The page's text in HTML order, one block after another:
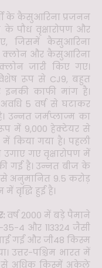
के कैसुआरिना प्रजनन
के पौध वृक्षारोपण और
जिसमें कैसुआरिना
क्लोन और कैसुआरिना
जारी किए गए।
रूप से CJ9, बहुत
काफी मांग है।
5 वर्ष से घटाकर
उन्नत जर्मप्लाज्म का
में 9,000 हेक्टेयर से
में किया गया है। पहली
उगाए गए वृक्षारोपण में
गई है। उन्नत बीज के
से अनुमानित 9.5 करोड़
वृद्धि हुई है।
वर्ष 2000 में बड़े पैमाने
4 और 113324 जैसी
गईं और जी48 किस्म
उत्तर-पश्चिम भारत में
से अधिक किस्में अकेले